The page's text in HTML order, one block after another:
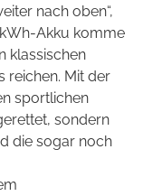
nach oben“,
Akku komme
klassischen
reichen. Mit der
sportlichen
sondern
die sogar noch